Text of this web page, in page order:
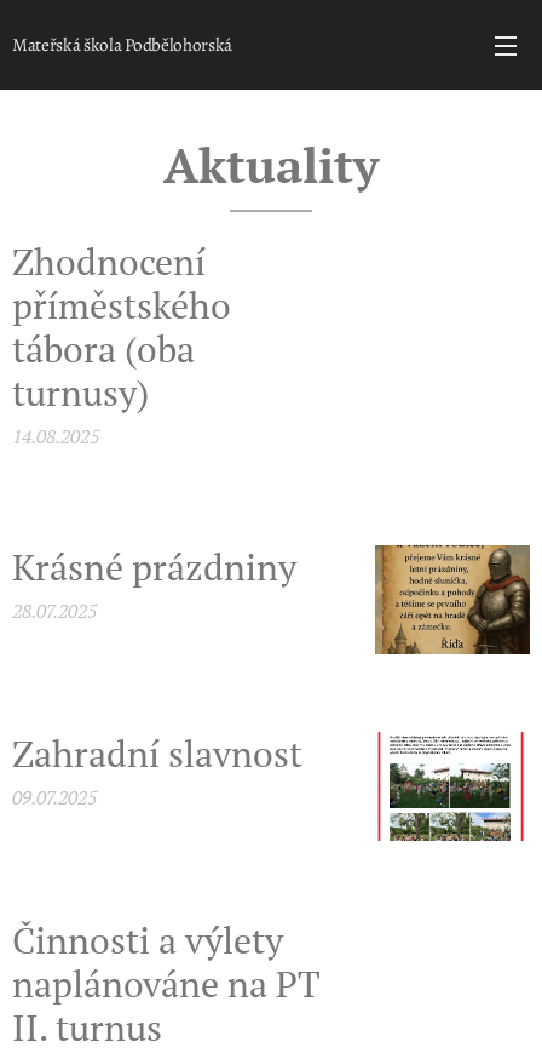
Mateřská škola Podbělohorská
Aktuality
Zhodnocení
příměstského
tábora (oba
turnusy)
14.08.2025
Krásné prázdniny
28.07.2025
Zahradní slavnost
09.07.2025
Činnosti a výlety
naplánováne na PT
II. turnus